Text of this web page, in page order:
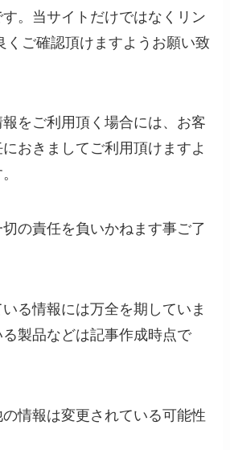
。当サイトだけではなくリン
くご確認頂けますようお願い致
をご利用頂く場合には、お客
おきましてご利用頂けますよ
の責任を負いかねます事ご了
る情報には万全を期していま
製品などは記事作成時点で
情報は変更されている可能性